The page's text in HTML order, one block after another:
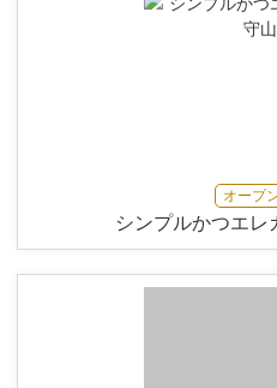
オープ
シンプルかつエ